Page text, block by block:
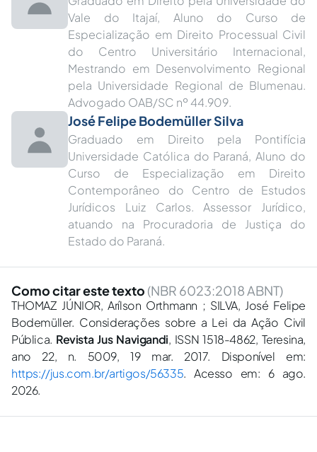
Vale do Itajaí, Aluno do Curso de
Especialização em Direito Processual Civil
do Centro Universitário Internacional,
Mestrando em Desenvolvimento Regional
pela Universidade Regional de Blumenau.
Advogado OAB/SC nº 44.909.
José Felipe Bodemüller Silva
Graduado em Direito pela Pontifícia
Universidade Católica do Paraná, Aluno do
Curso de Especialização em Direito
Contemporâneo do Centro de Estudos
Jurídicos Luiz Carlos. Assessor Jurídico,
atuando na Procuradoria de Justiça do
Estado do Paraná.
Como citar este texto (NBR 6023:2018 ABNT)
THOMAZ JÚNIOR, Arílson Orthmann ; SILVA, José Felipe
Bodemüller. Considerações sobre a Lei da Ação Civil
Pública. Revista Jus Navigandi, ISSN 1518-4862, Teresina,
ano 22, n. 5009, 19 mar. 2017. Disponível em:
https://jus.com.br/artigos/56335. Acesso em: 6 ago.
2026.